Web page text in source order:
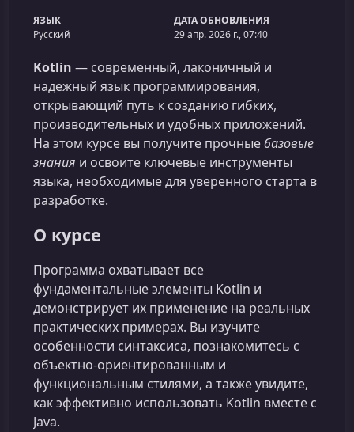
ЯЗЫК
Русский
ДАТА ОБНОВЛЕНИЯ
29 апр. 2026 г., 07:40
Kotlin — современный, лаконичный и
надежный язык программирования,
открывающий путь к созданию гибких,
производительных и удобных приложений.
На этом курсе вы получите прочныебазовые
знания и освоите ключевые инструменты
языка, необходимые для уверенного старта в
разработке.
О курсе
Программа охватывает все
фундаментальные элементы Kotlin и
демонстрирует их применение на реальных
практических примерах. Вы изучите
особенности синтаксиса, познакомитесь с
объектно-ориентированным и
функциональным стилями, а также увидите,
как эффективно использовать Kotlin вместе с
Java.